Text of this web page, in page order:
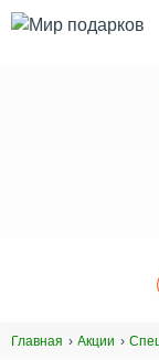
Главная Акции